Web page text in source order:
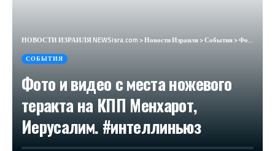
НОВОСТИ ИЗРАИЛЯ NEWSisra.com >Новости Израиля>События>Фото и видео с места ножевого теракта на КПП Менхарот, Иерусалим. #интеллиньюз
СОБЫТИЯ
Фото и видео с места ножевого
теракта на КПП Менхарот,
Иерусалим. #интеллиньюз